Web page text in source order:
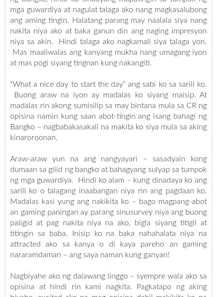
mga guwardiya at nagulat talaga ako nang magkasalubong
ang aming tingin. Halatang parang may naalala siya nang
nakita niya ako at baka ganun din ang naging impresyon
niya sa akin. Hindi talaga ako nagkamali siya talaga yon.
Mas maaliwalas ang kanyang mukha nang umagang iyon
at mas pogi siyang tingnan kung nakangiti.
“What a nice day to start the day” ang sabi ko sa sarili ko.
Buong araw na iyon ay madalas ko siyang maisip. At
madalas rin akong sumisilip sa may bintana mula sa CR ng
opisina namin kung saan abot-tingin ang isang bahagi ng
Bangko – nagbabakasakali na makita ko siya mula sa aking
kinaroroonan.
Araw-araw yun na ang nangyayari – sasadyain kong
dumaan sa gilid ng bangko at bahagyang sulyap sa tumpok
ng mga guwardiya. Hindi ko alam – kung dinadaya ko ang
sarili ko o talagang inaabangan niya rin ang pagdaan ko.
Madalas kasi yung ang nakikita ko – bago magpang-abot
an gaming paningan ay parang sinusurvey niya ang buong
paligid at pag nakita niya na ako, bigla siyang titigil at
titingin sa baba. Inisip ko na baka nahahalata niya na
attracted ako sa kanya o di kaya pareho an gaming
nararamdaman – ang saya naman kung ganyan!
Nagbiyahe ako ng dalawang linggo – syempre wala ako sa
opisina at hindi rin kami nagkita. Pagkatapo ng aking